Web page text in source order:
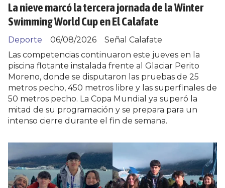
La nieve marcó la tercera jornada de la Winter
Swimming World Cup en El Calafate
Señal Calafate
Deporte
06/08/2026
Las competencias continuaron este jueves en la
piscina flotante instalada frente al Glaciar Perito
Moreno, donde se disputaron las pruebas de 25
metros pecho, 450 metros libre y las superfinales de
50 metros pecho. La Copa Mundial ya superó la
mitad de su programación y se prepara para un
intenso cierre durante el fin de semana.